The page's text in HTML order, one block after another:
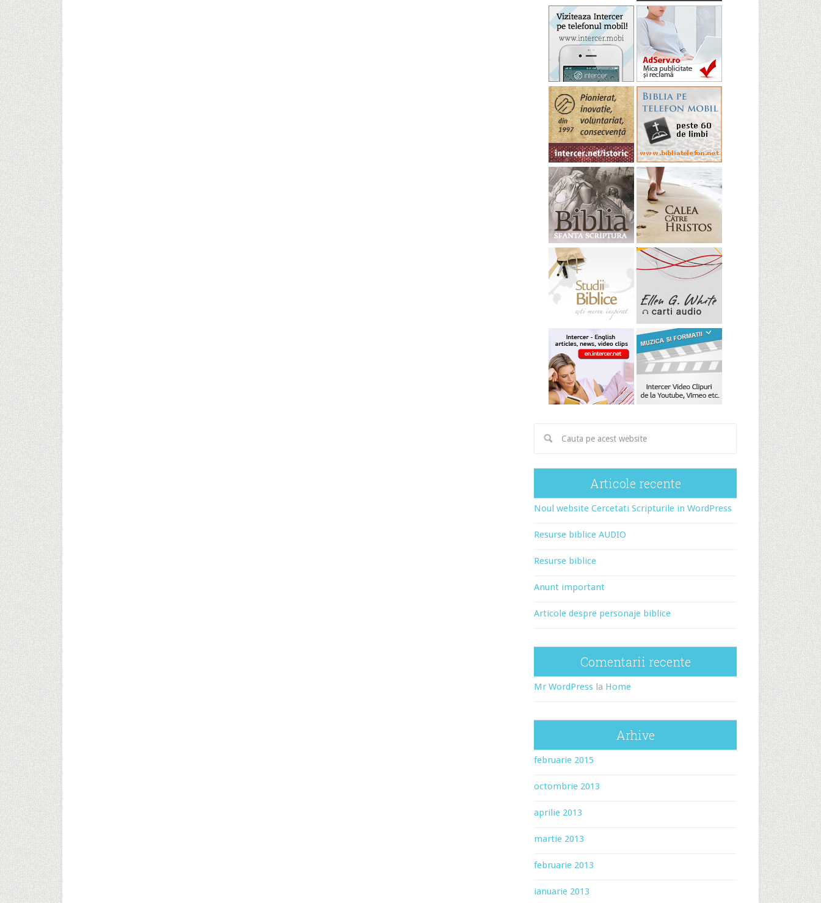
Articole recente
Noul website Cercetati Scripturile in WordPress
Resurse biblice AUDIO
Resurse biblice
Anunt important
Articole despre personaje biblice
Comentarii recente
Mr WordPress la Home
Arhive
februarie 2015
octombrie 2013
aprilie 2013
martie 2013
februarie 2013
ianuarie 2013